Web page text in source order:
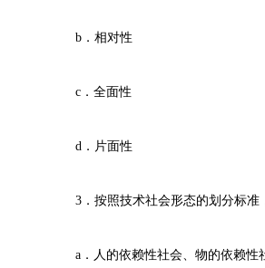
b．相对性
c．全面性
d．片面性
3．按照技术社会形态的划分标
a．人的依赖性社会、物的依赖性